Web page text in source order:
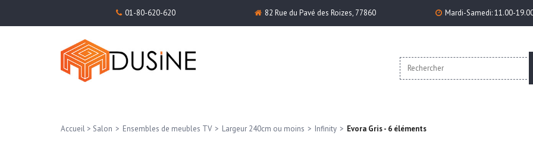
01-80-620-620 82 Rue du Pavé des Roizes, 77860 Mardi-Samedi: 11.00-
Accueil > Salon > Ensembles de meubles TV > Largeur 240cm ou moins > Infinity > Evora Gris - 6 éléments